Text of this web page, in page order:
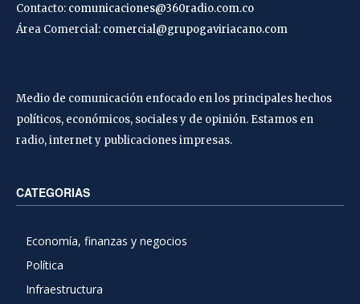
Contacto: comunicaciones@360radio.com.co
Área Comercial: comercial@grupogaviriacano.com
Medio de comunicación enfocado en los principales hechos
políticos, económicos, sociales y de opinión. Estamos en
radio, internet y publicaciones impresas.
CATEGORIAS
Economía, finanzas y negocios
Política
Infraestructura